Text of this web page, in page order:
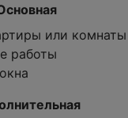
или комнаты
работы